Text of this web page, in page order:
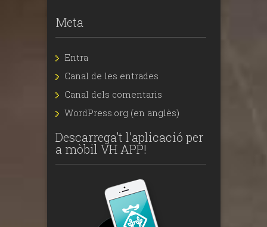
Meta
Entra
Canal de les entrades
Canal dels comentaris
WordPress.org (en anglès)
Descarrega’t l’aplicació per
a mòbil VH APP!